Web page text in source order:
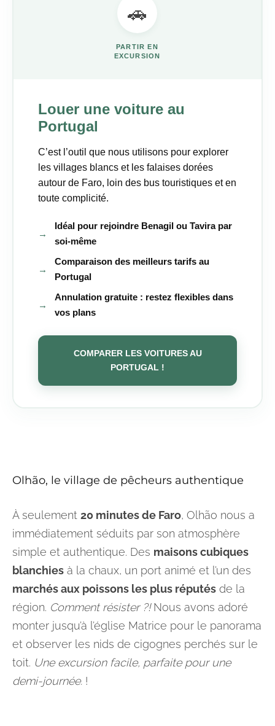
🚗
PARTIR EN
EXCURSION
Louer une voiture au
Portugal
C’est l’outil que nous utilisons pour explorer
les villages blancs et les falaises dorées
autour de Faro, loin des bus touristiques et en
toute complicité.
→
Idéal pour rejoindre Benagil ou Tavira par
soi-même
→
Comparaison des meilleurs tarifs au
Portugal
→
Annulation gratuite : restez flexibles dans
vos plans
COMPARER LES VOITURES AU
PORTUGAL !
Olhão, le village de pêcheurs authentique
À seulement 20 minutes de Faro, Olhão nous a
immédiatement séduits par son atmosphère
simple et authentique. Des maisons cubiques
blanchies à la chaux, un port animé et l’un des
marchés aux poissons les plus réputés de la
région. Comment résister ?!Nous avons adoré
monter jusqu’à l’église Matrice pour le panorama
et observer les nids de cigognes perchés sur le
toit. Une excursion facile, parfaite pour une
demi-journée. !